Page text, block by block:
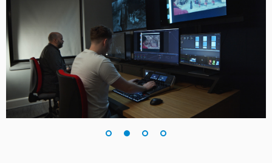
Spain
Sweden
Chinese Taipei
Turkey